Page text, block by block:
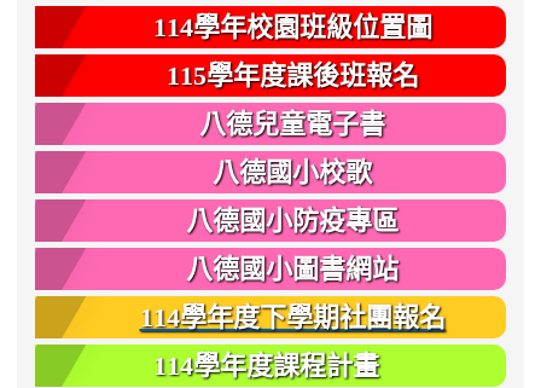
114學年校園班級位置圖
115學年度課後班報名
八德兒童電子書
八德國小校歌
八德國小防疫專區
八德國小圖書網站
114學年度下學期社團報名
114學年度課程計畫